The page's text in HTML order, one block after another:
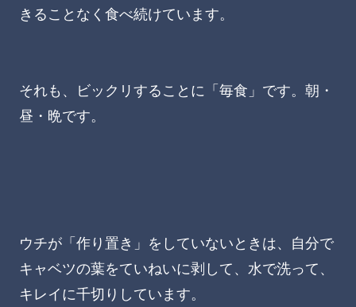
きることなく食べ続けています。
それも、ビックリすることに「毎食」です。朝・
昼・晩です。
ウチが「作り置き」をしていないときは、自分で
キャベツの葉をていねいに剥して、水で洗って、
キレイに千切りしています。